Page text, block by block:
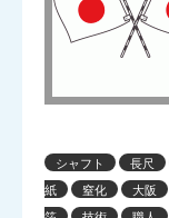
シャフト 長尺
紙
窒化 大阪